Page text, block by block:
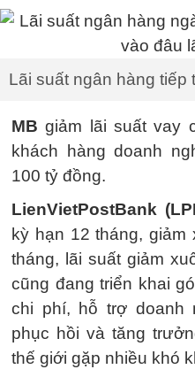
Lãi suất ngân hàng tiếp
MB giảm lãi suất vay
khách hàng doanh
100 tỷ đồng.
LienVietPostBank
kỳ hạn 12 tháng,
tháng, lãi suất giảm
cũng đang triển khai
chi phí, hỗ trợ doanh
phục hồi và tăng
thế giới gặp nhiều khó